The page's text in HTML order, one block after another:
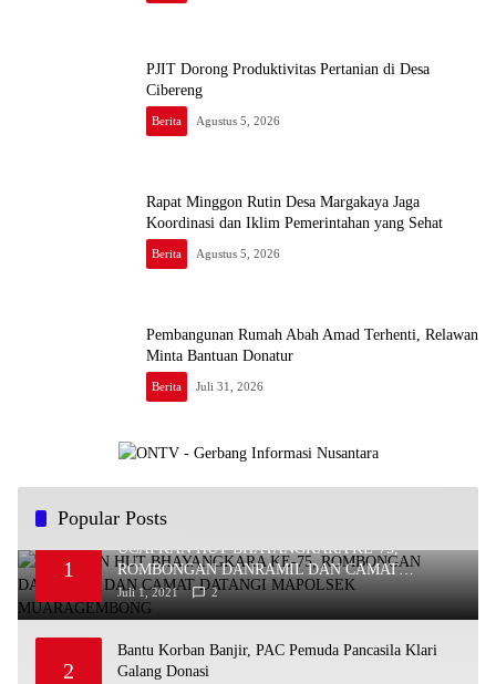
PJIT Dorong Produktivitas Pertanian di Desa
Cibereng
Berita Agustus 5, 2026
Rapat Minggon Rutin Desa Margakaya Jaga
Koordinasi dan Iklim Pemerintahan yang Sehat
Berita Agustus 5, 2026
Pembangunan Rumah Abah Amad Terhenti, Relawan
Minta Bantuan Donatur
Berita Juli 31, 2026
Popular Posts
1
UCAPKAN HUT BHAYANGKARA KE-75,
ROMBONGAN DANRAMIL DAN CAMAT
DATANGI MAPOLSEK MUARAGEMBONG
Juli 1, 2021 2
2
Bantu Korban Banjir, PAC Pemuda Pancasila Klari
Galang Donasi